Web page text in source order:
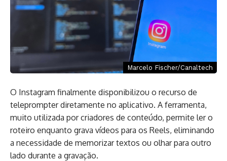
Marcelo Fischer/Canaltech
O Instagram finalmente disponibilizou o recurso de
teleprompter diretamente no aplicativo. A ferramenta,
muito utilizada por criadores de conteúdo, permite ler o
roteiro enquanto grava vídeos para os Reels, eliminando
a necessidade de memorizar textos ou olhar para outro
lado durante a gravação.